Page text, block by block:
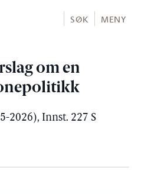
SØK MENY
om en
2026), Innst. 227 S